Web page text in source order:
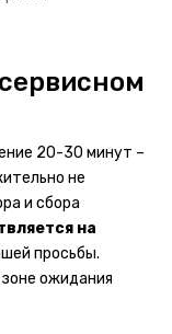
20-30 минут –
не
и сбора
на
просьбы.
ожидания